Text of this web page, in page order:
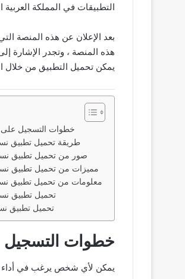
التطبيقات في المملكة العربية
بعد الإعلان عن هذه المنصة
هذه المنصة ، وتجدر الإشارة
يمكن تحميل التطبيق من خلال
خطوات التسجيل على
طريقة تحميل تطبيق
صور من تحميل تطبيق
مميزات من تحميل تطبيق
معلومات من تحميل تطبيق
تحميل تطبيق
تحميل تطبيق
خطوات التسجيل
يمكن لأي شخص يرغب في أداء